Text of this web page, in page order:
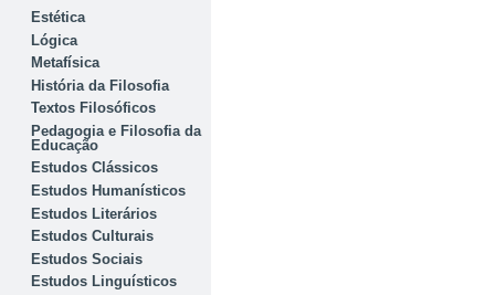
Estética
Lógica
Metafísica
História da Filosofia
Textos Filosóficos
Pedagogia e Filosofia da
Educação
Estudos Clássicos
Estudos Humanísticos
Estudos Literários
Estudos Culturais
Estudos Sociais
Estudos Linguísticos